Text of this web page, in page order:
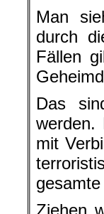
Man
durch
Fällen
Das
werden.
mit
Ziehen